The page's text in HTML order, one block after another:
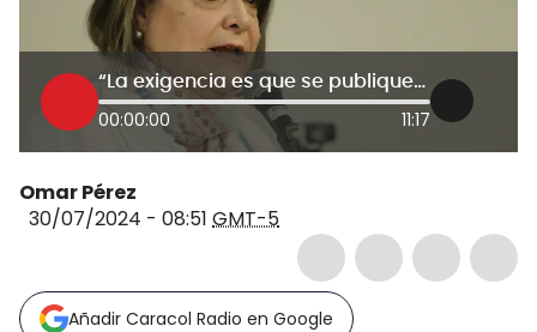
“La exigencia es que se publiquen las actas”: Clara López sobre elecciones en Venezuela
00:00:00 11:17
Omar Pérez
30/07/2024 - 08:51 GMT-5
Añadir Caracol Radio en Google